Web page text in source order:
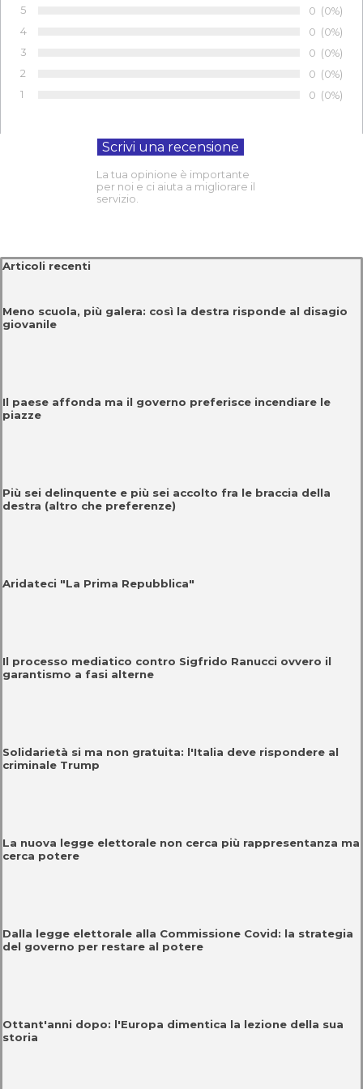
5 Numero
0 (0%)
4 Numero
0 (0%)
3 Numero
0 (0%)
2 Numero
0 (0%)
1 Numero
0 (0%)
La tua opinione è importante
per noi e ci aiuta a migliorare il
servizio.
Salta blocco Articoli recenti
Articoli recenti
Meno scuola, più galera: così la destra risponde al disagio
giovanile
Il paese affonda ma il governo preferisce incendiare le
piazze
Più sei delinquente e più sei accolto fra le braccia della
destra (altro che preferenze)
Aridateci "La Prima Repubblica"
Il processo mediatico contro Sigfrido Ranucci ovvero il
garantismo a fasi alterne
Solidarietà si ma non gratuita: l'Italia deve rispondere al
criminale Trump
La nuova legge elettorale non cerca più rappresentanza ma
cerca potere
Dalla legge elettorale alla Commissione Covid: la strategia
del governo per restare al potere
Ottant'anni dopo: l'Europa dimentica la lezione della sua
storia